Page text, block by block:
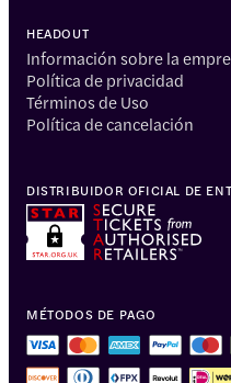
HEADOUT
Información sobre la
Política de privacidad
Términos de Uso
Política de cancelación
MÉTODOS DE PAGO
DISTRIBUIDOR OFICIAL DE